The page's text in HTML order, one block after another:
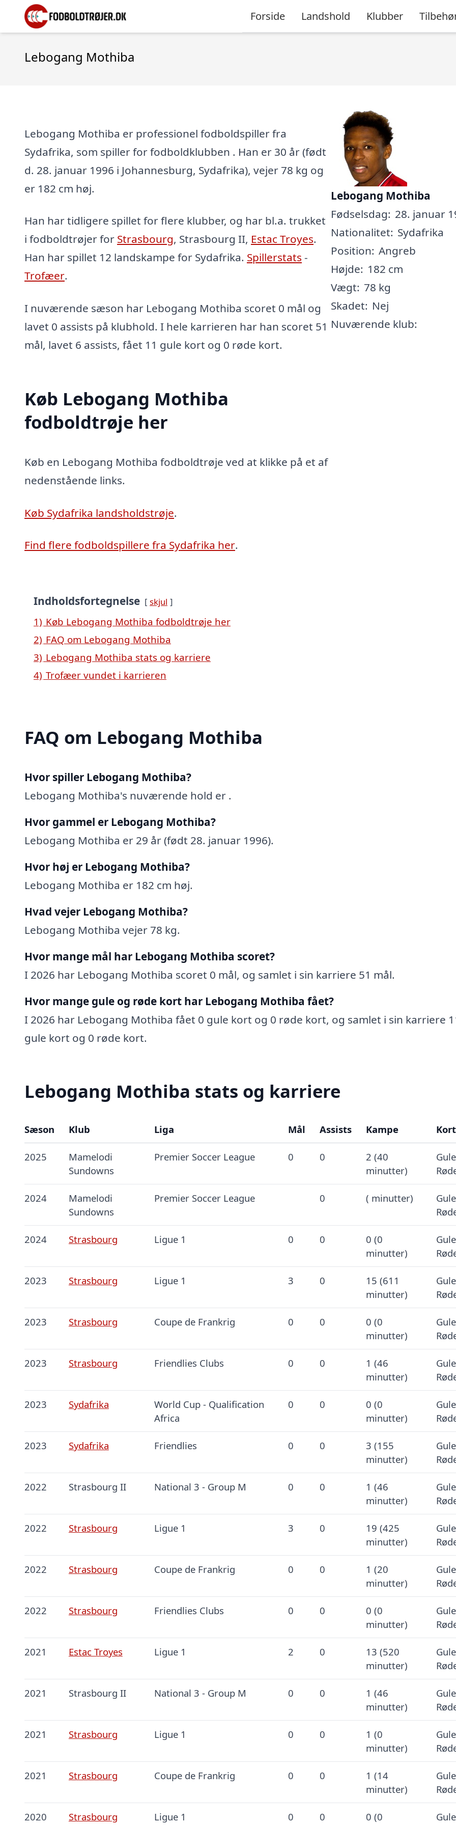
Forside Landshold Klubber
Lebogang Mothiba
Lebogang Mothiba er professionel fodboldspiller fra
Sydafrika, som spiller for fodboldklubben . Han er 30 år (født
d. 28. januar 1996 i Johannesburg, Sydafrika), vejer 78 kg og
er 182 cm høj.
Han har tidligere spillet for flere klubber, og har bl.a. trukket
i fodboldtrøjer for Strasbourg, Strasbourg II, Estac Troyes.
Han har spillet 12 landskampe for Sydafrika. Spillerstats -
Trofæer.
I nuværende sæson har Lebogang Mothiba scoret 0 mål og
lavet 0 assists på klubhold. I hele karrieren har han scoret 51
mål, lavet 6 assists, fået 11 gule kort og 0 røde kort.
Køb Lebogang Mothiba
fodboldtrøje her
Køb en Lebogang Mothiba fodboldtrøje ved at klikke på et af
nedenstående links.
Køb Sydafrika landsholdstrøje.
Find flere fodboldspillere fra Sydafrika her.
Lebogang Mothiba
Fødselsdag: 28. januar
Nationalitet: Sydafrika
Position: Angreb
Højde: 182 cm
Vægt: 78 kg
Skadet: Nej
Nuværende klub:
Indholdsfortegnelse skjul
1) Køb Lebogang Mothiba fodboldtrøje her
2) FAQ om Lebogang Mothiba
3) Lebogang Mothiba stats og karriere
4) Trofæer vundet i karrieren
FAQ om Lebogang Mothiba
Hvor spiller Lebogang Mothiba?
Lebogang Mothiba's nuværende hold er .
Hvor gammel er Lebogang Mothiba?
Lebogang Mothiba er 29 år (født 28. januar 1996).
Hvor høj er Lebogang Mothiba?
Lebogang Mothiba er 182 cm høj.
Hvad vejer Lebogang Mothiba?
Lebogang Mothiba vejer 78 kg.
Hvor mange mål har Lebogang Mothiba scoret?
I 2026 har Lebogang Mothiba scoret 0 mål, og samlet i sin karriere 51 mål.
Hvor mange gule og røde kort har Lebogang Mothiba fået?
I 2026 har Lebogang Mothiba fået 0 gule kort og 0 røde kort, og samlet i sin karriere
gule kort og 0 røde kort.
Lebogang Mothiba stats og karriere
Sæson Klub Liga Mål Assists Kampe Kort
2025
Mamelodi
Sundowns
Premier Soccer League 0 0
2 (40
minutter)
2024
Mamelodi
Sundowns
Premier Soccer League 0 ( minutter)
2024 Strasbourg Ligue 1 0 0
0 (0
minutter)
2023 Strasbourg Ligue 1 3 0
15 (611
minutter)
2023 Strasbourg Coupe de Frankrig 0 0
0 (0
minutter)
2023 Strasbourg Friendlies Clubs 0 0
1 (46
minutter)
2023 Sydafrika
World Cup - Qualification
Africa
0 0
0 (0
minutter)
2023 Sydafrika Friendlies 0 0
3 (155
minutter)
2022 Strasbourg II National 3 - Group M 0 0
1 (46
minutter)
2022 Strasbourg Ligue 1 3 0
19 (425
minutter)
2022 Strasbourg Coupe de Frankrig 0 0
1 (20
minutter)
2022 Strasbourg Friendlies Clubs 0 0
0 (0
minutter)
2021 Estac Troyes Ligue 1 2 0
13 (520
minutter)
2021 Strasbourg II National 3 - Group M 0 0
1 (46
minutter)
2021 Strasbourg Ligue 1 0 0
1 (0
minutter)
2021 Strasbourg Coupe de Frankrig 0 0
1 (14
minutter)
2020 Strasbourg Ligue 1 0 0
0 (0